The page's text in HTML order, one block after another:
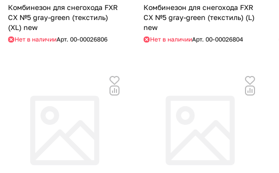
Комбинезон для снегохода FXR
CX №5 gray-green (текстиль)
(XL) new
Нет в наличииАрт. 00-00026806
Комбинезон для снегохода FXR
CX №5 gray-green (текстиль) (L)
new
Нет в наличииАрт.00-00026804